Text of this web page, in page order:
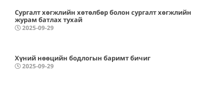
Сургалт хөгжлийн хөтөлбөр болон сургалт хөгжлийн
журам батлах тухай
2025-09-29
Хүний нөөцийн бодлогын баримт бичиг
2025-09-29